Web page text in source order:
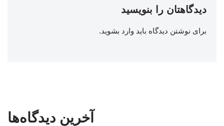
دیدگاهتان را بنویسید
برای نوشتن دیدگاه باید وارد بشوید.
آخرین دیدگاه‌ها